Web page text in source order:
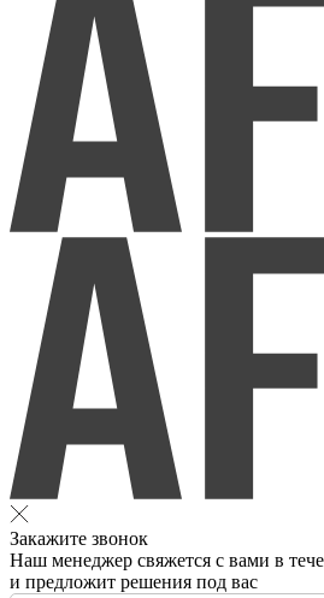
Закажите звонок
Наш менеджер свяжется с вами в
и предложит решения под вас